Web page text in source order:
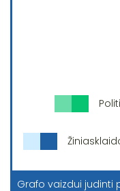
Grafo vaizdui judinti